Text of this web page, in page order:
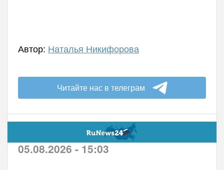
Автор: Наталья Никифорова
Читайте нас в телеграм
05.08.2026 - 15:03